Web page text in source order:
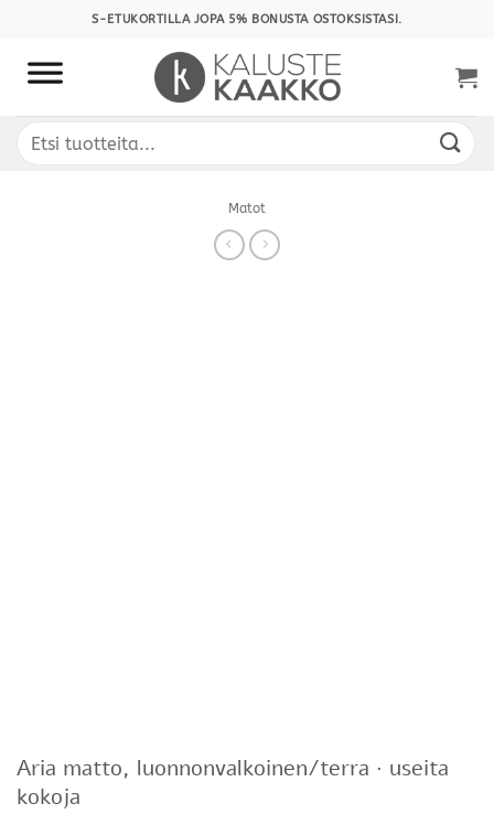
content
S-ETUKORTILLA JOPA 5% BONUSTA OSTOKSISTASI.
Etsi:
Matot
Aria matto, luonnonvalkoinen/terra · useita
kokoja